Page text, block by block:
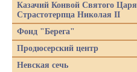
Казачий Конвой Святого Царя
Страстотерпца Николая II
Фонд "Берега"
Продюсерский центр
Невская сечь